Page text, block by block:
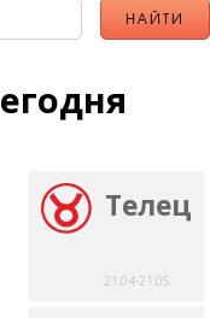
Телец
21.04-21.05